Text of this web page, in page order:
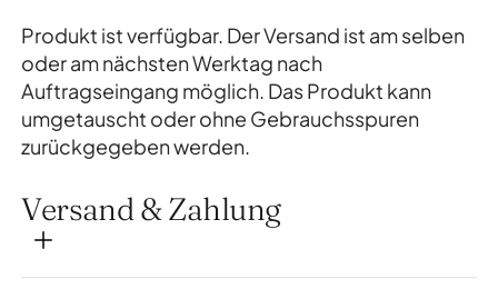
Produkt ist verfügbar. Der Versand ist am selben
oder am nächsten Werktag nach
Auftragseingang möglich. Das Produkt kann
umgetauscht oder ohne Gebrauchsspuren
zurückgegeben werden.
Versand & Zahlung